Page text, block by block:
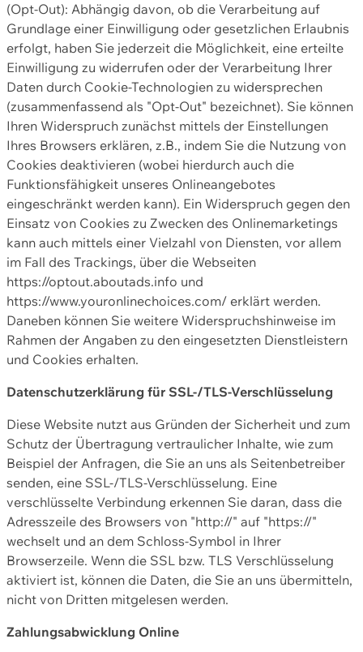
(Opt-Out): Abhängig davon, ob die Verarbeitung auf
Grundlage einer Einwilligung oder gesetzlichen Erlaubnis
erfolgt, haben Sie jederzeit die Möglichkeit, eine erteilte
Einwilligung zu widerrufen oder der Verarbeitung Ihrer
Daten durch Cookie-Technologien zu widersprechen
(zusammenfassend als "Opt-Out" bezeichnet). Sie können
Ihren Widerspruch zunächst mittels der Einstellungen
Ihres Browsers erklären, z.B., indem Sie die Nutzung von
Cookies deaktivieren (wobei hierdurch auch die
Funktionsfähigkeit unseres Onlineangebotes
eingeschränkt werden kann). Ein Widerspruch gegen den
Einsatz von Cookies zu Zwecken des Onlinemarketings
kann auch mittels einer Vielzahl von Diensten, vor allem
im Fall des Trackings, über die Webseiten
https://optout.aboutads.info und
https://www.youronlinechoices.com/ erklärt werden.
Daneben können Sie weitere Widerspruchshinweise im
Rahmen der Angaben zu den eingesetzten Dienstleistern
und Cookies erhalten.
Datenschutzerklärung für SSL-/TLS-Verschlüsselung
Diese Website nutzt aus Gründen der Sicherheit und zum
Schutz der Übertragung vertraulicher Inhalte, wie zum
Beispiel der Anfragen, die Sie an uns als Seitenbetreiber
senden, eine SSL-/TLS-Verschlüsselung. Eine
verschlüsselte Verbindung erkennen Sie daran, dass die
Adresszeile des Browsers von "http://" auf "https://"
wechselt und an dem Schloss-Symbol in Ihrer
Browserzeile. Wenn die SSL bzw. TLS Verschlüsselung
aktiviert ist, können die Daten, die Sie an uns übermitteln,
nicht von Dritten mitgelesen werden.
Zahlungsabwicklung Online